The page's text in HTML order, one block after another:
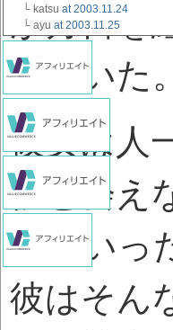
└ katsu at 2003.11.24
└ ayu at 2003.11.25
が月日
似ていた。
彼女は人
彼と会え
けていっ
彼はそん